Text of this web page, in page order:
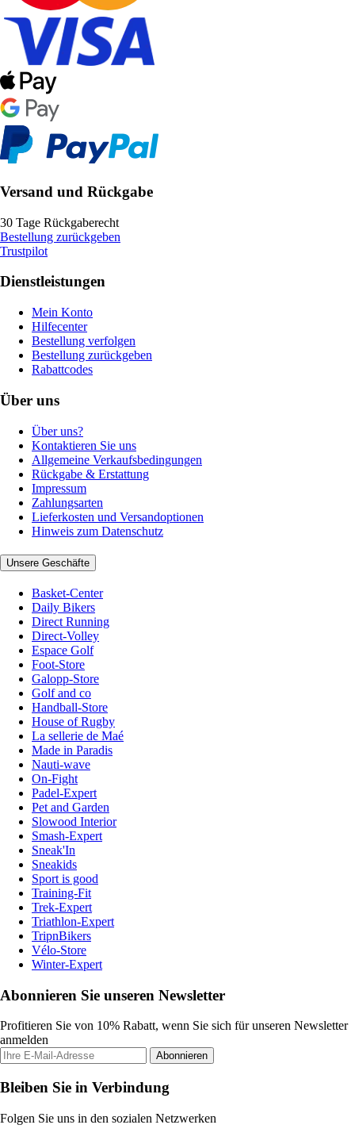
Versand und Rückgabe
30 Tage Rückgaberecht
Bestellung zurückgeben
Trustpilot
Dienstleistungen
Mein Konto
Hilfecenter
Bestellung verfolgen
Bestellung zurückgeben
Rabattcodes
Über uns
Über uns?
Kontaktieren Sie uns
Allgemeine Verkaufsbedingungen
Rückgabe & Erstattung
Impressum
Zahlungsarten
Lieferkosten und Versandoptionen
Hinweis zum Datenschutz
Unsere Geschäfte
Basket-Center
Daily Bikers
Direct Running
Direct-Volley
Espace Golf
Foot-Store
Galopp-Store
Golf and co
Handball-Store
House of Rugby
La sellerie de Maé
Made in Paradis
Nauti-wave
On-Fight
Padel-Expert
Pet and Garden
Slowood Interior
Smash-Expert
Sneak'In
Sneakids
Sport is good
Training-Fit
Trek-Expert
Triathlon-Expert
TripnBikers
Vélo-Store
Winter-Expert
Abonnieren Sie unseren Newsletter
Profitieren Sie von 10% Rabatt, wenn Sie sich für unseren Newsletter
anmelden
Abonnieren
Bleiben Sie in Verbindung
Folgen Sie uns in den sozialen Netzwerken